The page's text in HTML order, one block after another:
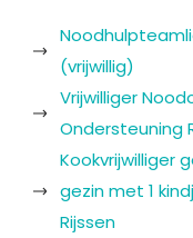
(vrijwillig)
Vrijwilliger
Ondersteuning
Kookvrijwilliger
gezin met 1
Rijssen